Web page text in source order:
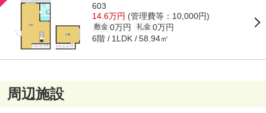
603
14.6万円 (管理費等：10,000円)
敷金 0万円 礼金 0万円
6階 1LDK 58.94㎡
周辺施設